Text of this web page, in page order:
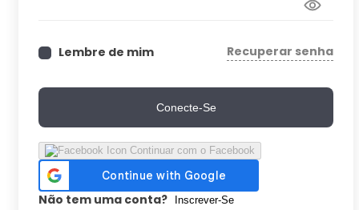
Lembre de mim Recuperar senha
Conecte-Se
Continuar com o Facebook
Não tem uma conta? Inscrever-Se